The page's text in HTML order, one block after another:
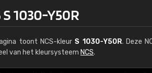
S 1030-Y50R
toont NCS-kleur S 1030-Y50R. Deze
van het kleursysteem NCS.